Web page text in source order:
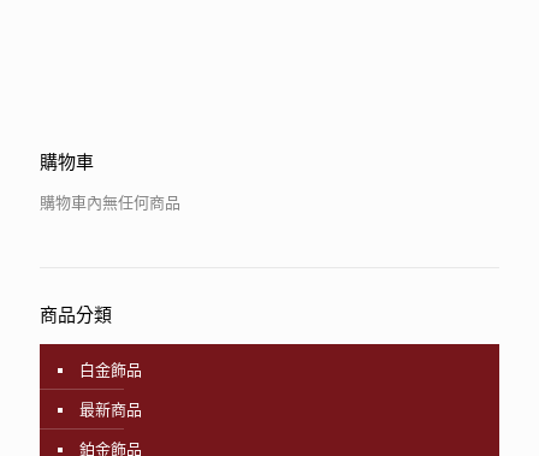
購物車
購物車內無任何商品
商品分類
白金飾品
最新商品
鉑金飾品